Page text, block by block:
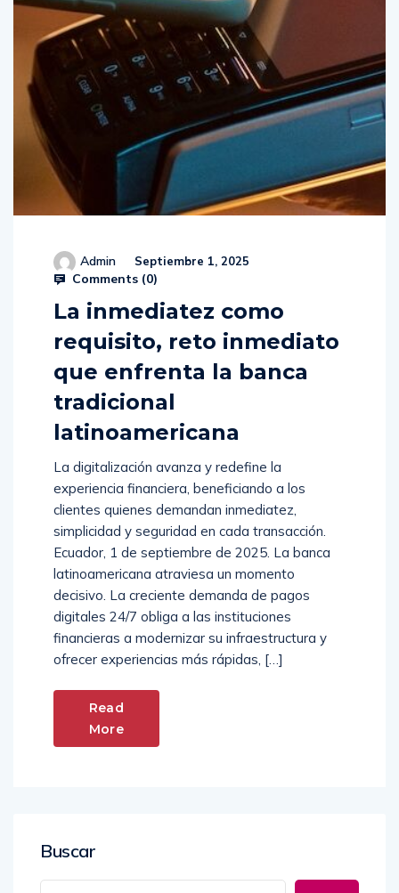
Admin Septiembre 1, 2025
Comments (0)
La inmediatez como
requisito, reto inmediato
que enfrenta la banca
tradicional
latinoamericana
La digitalización avanza y redefine la
experiencia financiera, beneficiando a los
clientes quienes demandan inmediatez,
simplicidad y seguridad en cada transacción.
Ecuador, 1 de septiembre de 2025. La banca
latinoamericana atraviesa un momento
decisivo. La creciente demanda de pagos
digitales 24/7 obliga a las instituciones
financieras a modernizar su infraestructura y
ofrecer experiencias más rápidas, […]
Read
More
Buscar